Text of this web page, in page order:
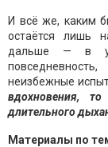
И всё же, каким
остаётся лишь
дальше — в
неизбежные
вдохновения,
длительного
Материалы по